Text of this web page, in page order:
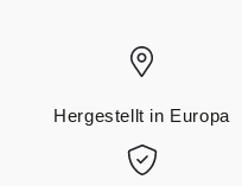
Hergestellt in Europa